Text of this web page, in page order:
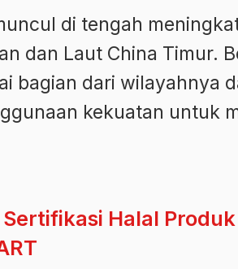
di tengah
dan Laut China Timur.
bagian dari wilayahnya
kekuatan untuk
Halal